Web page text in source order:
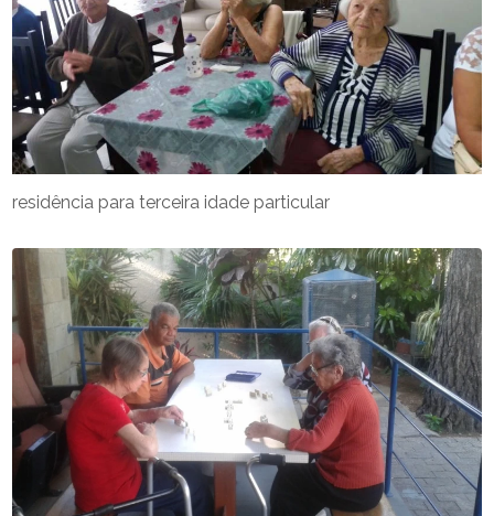
residência para terceira idade particular